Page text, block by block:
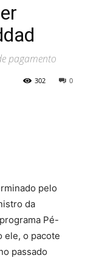
pagamento
0
302
pelo
da
Pé-
ele, o pacote
passado